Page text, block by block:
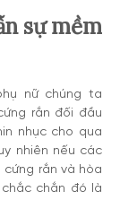
sự mềm
nữ chúng ta
rắn đối đầu
nhục cho qua
nhiên nếu các
rắn và hòa
chắn đó là